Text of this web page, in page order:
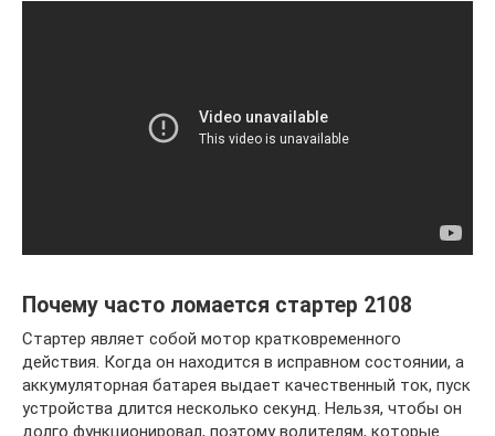
Почему часто ломается стартер 2108
Стартер являет собой мотор кратковременного
действия. Когда он находится в исправном состоянии, а
аккумуляторная батарея выдает качественный ток, пуск
устройства длится несколько секунд. Нельзя, чтобы он
долго функционировал, поэтому водителям, которые